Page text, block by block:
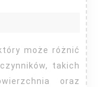
takich
oraz